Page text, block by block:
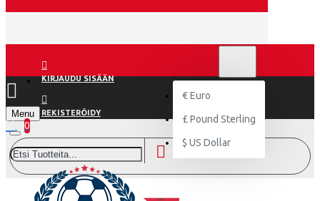
KIRJAUDU SISÄÄN
REKISTERÖIDY
€ Euro
£ Pound Sterling
$ US Dollar
Menu
0